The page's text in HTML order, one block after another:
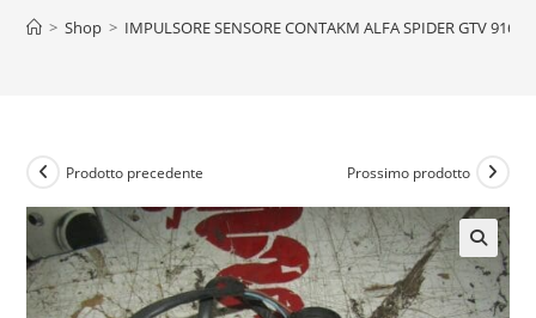
> Shop > IMPULSORE SENSORE CONTAKM ALFA SPIDER GTV 916
Prodotto precedente Prossimo prodotto